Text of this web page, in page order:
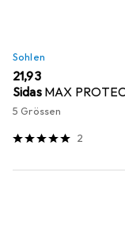
Sohlen
EUR
21,93
Sidas MAX
5 Grössen
2